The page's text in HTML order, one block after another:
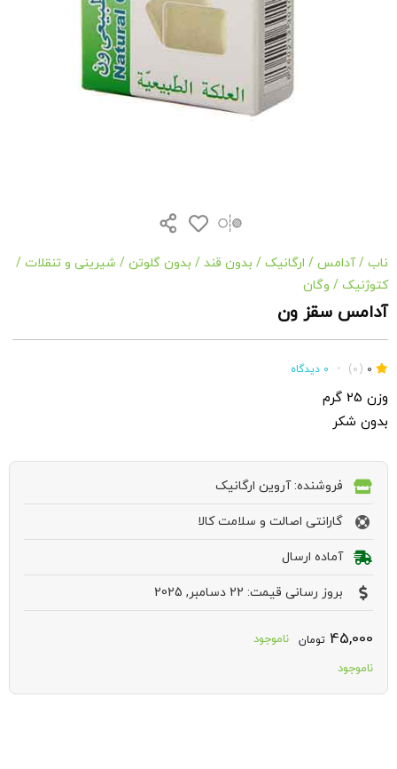
ناب /آدامس / ارگانیک / بدون قند / بدون گلوتن / شیرینی و تنقلات /
کتوژنیک / وگان
آدامس سقز ون
0
(0)
• 0 دیدگاه
وزن 25 گرم
بدون شکر
فروشنده: آروین ارگانیک
گارانتی اصالت و سلامت کالا
آماده ارسال
بروز رسانی قیمت: 22 دسامبر, 2025
45,000 تومان
ناموجود
ناموجود